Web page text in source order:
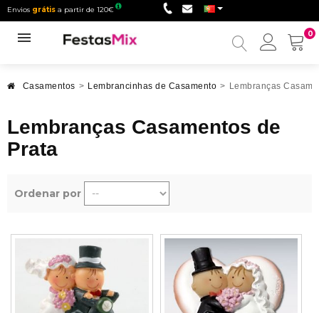
Envios grátis a partir de 120€
0
Minha
Casamentos > Lembrancinhas de Casamento > Lembranças
Lembranças Casamentos de
Prata
Ordenar por